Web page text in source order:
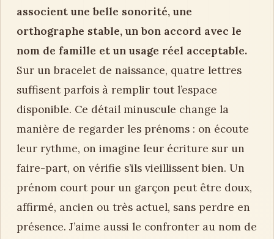
associent une belle sonorité, une
orthographe stable, un bon accord avec le
nom de famille et un usage réel acceptable.
Sur un bracelet de naissance, quatre lettres
suffisent parfois à remplir tout l’espace
disponible. Ce détail minuscule change la
manière de regarder les prénoms : on écoute
leur rythme, on imagine leur écriture sur un
faire-part, on vérifie s’ils vieillissent bien. Un
prénom court pour un garçon peut être doux,
affirmé, ancien ou très actuel, sans perdre en
présence. J’aime aussi le confronter au nom de